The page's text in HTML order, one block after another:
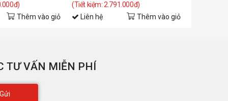
Công suất tối đa: 219W
Thêm vào giỏ
(Tiết kiệm: 2.791.000đ)
Liên hệ Thêm vào giỏ
TƯ VẤN MIỄN PHÍ
Gửi